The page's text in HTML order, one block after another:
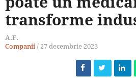
transforme
A.F.
Companii/27 decembrie 2023